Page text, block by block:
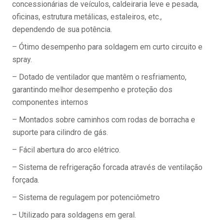
concessionárias de veículos, caldeiraria leve e pesada,
oficinas, estrutura metálicas, estaleiros, etc.,
dependendo de sua potência.
– Ótimo desempenho para soldagem em curto circuito e
spray.
– Dotado de ventilador que mantêm o resfriamento,
garantindo melhor desempenho e proteção dos
componentes internos
– Montados sobre caminhos com rodas de borracha e
suporte para cilindro de gás.
– Fácil abertura do arco elétrico.
– Sistema de refrigeração forcada através de ventilação
forçada.
– Sistema de regulagem por potenciômetro
– Utilizado para soldagens em geral.